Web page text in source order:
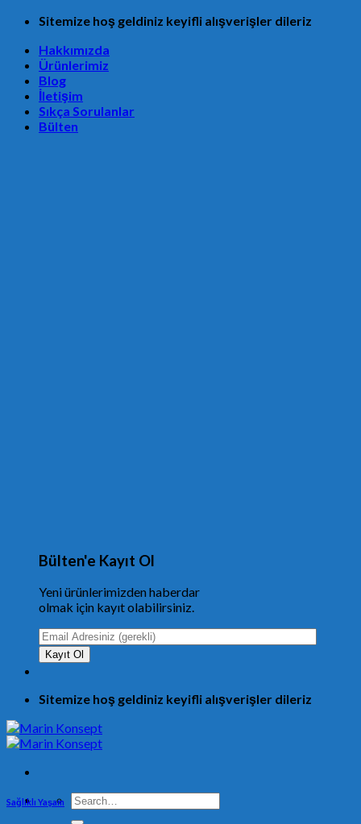
Skip
content
Sitemize hoş geldiniz keyifli alışverişler dileriz
Hakkımızda
Ürünlerimiz
Blog
İletişim
Sıkça Sorulanlar
Bülten
Bülten'e Kayıt Ol
Yeni ürünlerimizden haberdar
olmak için kayıt olabilirsiniz.
Sitemize hoş geldiniz keyifli alışverişler dileriz
Search
for:
Sağlıklı Yaşam